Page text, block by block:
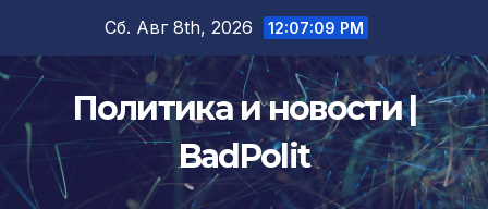
содержимому
Сб. Авг 8th, 2026 12:07:10 PM
Политика и новости |
BadPolit